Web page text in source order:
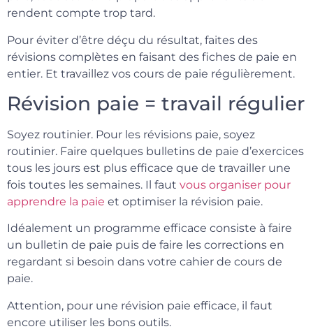
rendent compte trop tard.
Pour éviter d’être déçu du résultat, faites des
révisions complètes en faisant des fiches de paie en
entier. Et travaillez vos cours de paie régulièrement.
Révision paie = travail régulier
Soyez routinier. Pour les révisions paie, soyez
routinier. Faire quelques bulletins de paie d’exercices
tous les jours est plus efficace que de travailler une
fois toutes les semaines. Il faut vous organiser pour
apprendre la paie et optimiser la révision paie.
Idéalement un programme efficace consiste à faire
un bulletin de paie puis de faire les corrections en
regardant si besoin dans votre cahier de cours de
paie.
Attention, pour une révision paie efficace, il faut
encore utiliser les bons outils.